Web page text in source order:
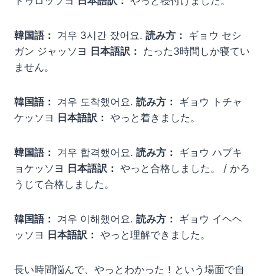
韓国語： 겨우 3시간 잤어요. 読み方： ギョウ セシ
ガン ジャッソヨ 日本語訳： たった3時間しか寝てい
ません。
韓国語： 겨우 도착했어요. 読み方： ギョウ トチャ
ケッソヨ 日本語訳： やっと着きました。
韓国語： 겨우 합격했어요. 読み方： ギョウ ハプキ
ョケッソヨ 日本語訳： やっと合格しました。 / かろ
うじて合格しました。
韓国語： 겨우 이해했어요. 読み方： ギョウ イヘヘ
ッソヨ 日本語訳： やっと理解できました。
長い時間悩んで、やっとわかった！という場面で自